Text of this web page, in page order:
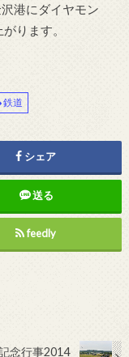
港にダイヤモン
ります。
鉄道
シェア
送る
feedly
念行事2014